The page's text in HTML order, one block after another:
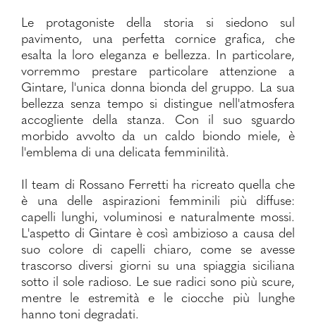
Le protagoniste della storia si siedono sul
pavimento, una perfetta cornice grafica, che
esalta la loro eleganza e bellezza. In particolare,
vorremmo prestare particolare attenzione a
Gintare, l'unica donna bionda del gruppo. La sua
bellezza senza tempo si distingue nell'atmosfera
accogliente della stanza. Con il suo sguardo
morbido avvolto da un caldo biondo miele, è
l'emblema di una delicata femminilità.
Il team di Rossano Ferretti ha ricreato quella che
è una delle aspirazioni femminili più diffuse:
capelli lunghi, voluminosi e naturalmente mossi.
L'aspetto di Gintare è così ambizioso a causa del
suo colore di capelli chiaro, come se avesse
trascorso diversi giorni su una spiaggia siciliana
sotto il sole radioso. Le sue radici sono più scure,
mentre le estremità e le ciocche più lunghe
hanno toni degradati.